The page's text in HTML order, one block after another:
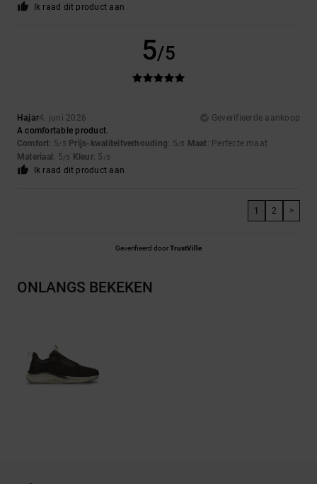
Ik raad dit product aan
5/5
Hajar4. juni 2026
Geverifieerde aankoop
A comfortable product.
Comfort: 5/5 Prijs-kwaliteitverhouding: 5/5 Maat: Perfecte maat
Materiaal : 5/5 Kleur: 5 /5
Ik raad dit product aan
1 2 >
Geverifieerd doorTrustVille
ONLANGS BEKEKEN